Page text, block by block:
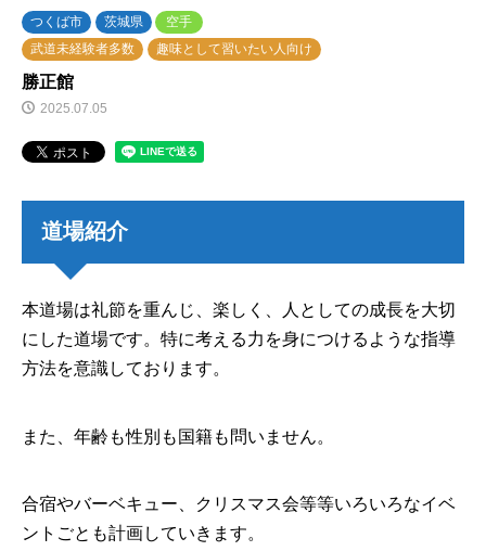
つくば市 茨城県
空手
武道未経験者多数
趣味として習いたい人向け
勝正館
2025.07.05
道場紹介
本道場は礼節を重んじ、楽しく、人としての成長を大切
にした道場です。特に考える力を身につけるような指導
方法を意識しております。
また、年齢も性別も国籍も問いません。
合宿やバーベキュー、クリスマス会等等いろいろなイベ
ントごとも計画していきます。